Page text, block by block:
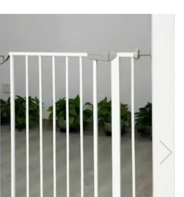
si usi
usi glisante
pentru copii si
conditionat